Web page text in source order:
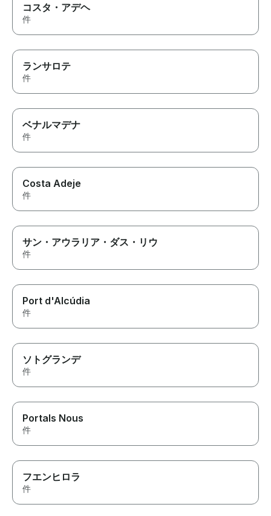
コスタ・アデヘ
件
ランサロテ
件
ベナルマデナ
件
Costa Adeje
件
サン・アウラリア・ダス・リウ
件
Port d'Alcúdia
件
ソトグランデ
件
Portals Nous
件
フエンヒロラ
件